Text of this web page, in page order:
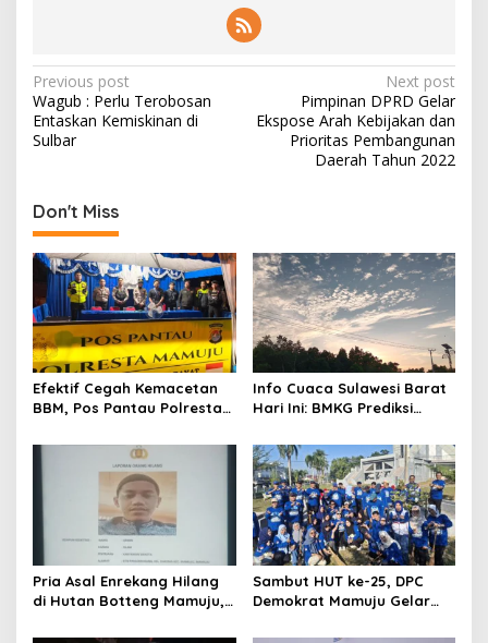
P
o
s
n
a
v
i
g
a
t
i
o
n
Previous post
Wagub : Perlu Terobosan
Entaskan Kemiskinan di
Sulbar
Next post
Pimpinan DPRD Gelar
Ekspose Arah Kebijakan dan
Prioritas Pembangunan
Daerah Tahun 2022
Don't Miss
Efektif Cegah Kemacetan
BBM, Pos Pantau Polresta
SPBU Kali Mamuju
Info Cuaca Sulawesi Barat
Hari Ini: BMKG Prediksi
Pria Asal Enrekang Hilang
di Hutan Botteng Mamuju,
Sambut HUT ke-25, DPC
Demokrat Mamuju Gelar